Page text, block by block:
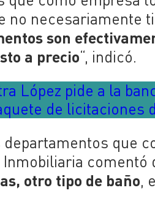
no necesariamente
son
a precio“, indicó.
López pide a la
de licitaciones
departamentos que
comentó
otro tipo de baño,